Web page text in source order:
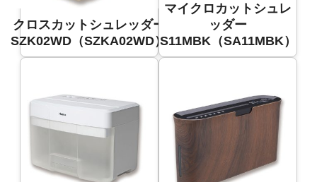
クロスカットシュレッダー
SZK02WD（SZKA02WD）
マイクロカットシュレ
ッダー
S11MBK（SA11MBK）